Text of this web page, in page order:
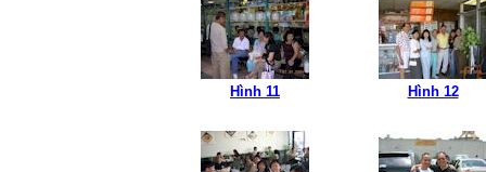
Hình 11 Hình 12